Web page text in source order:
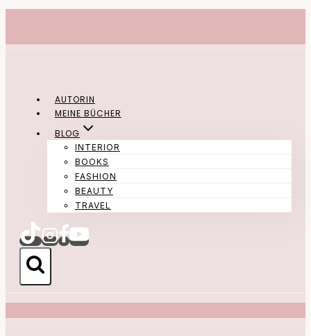
springen
AUTORIN
MEINE BÜCHER
BLOG
INTERIOR
BOOKS
FASHION
BEAUTY
TRAVEL